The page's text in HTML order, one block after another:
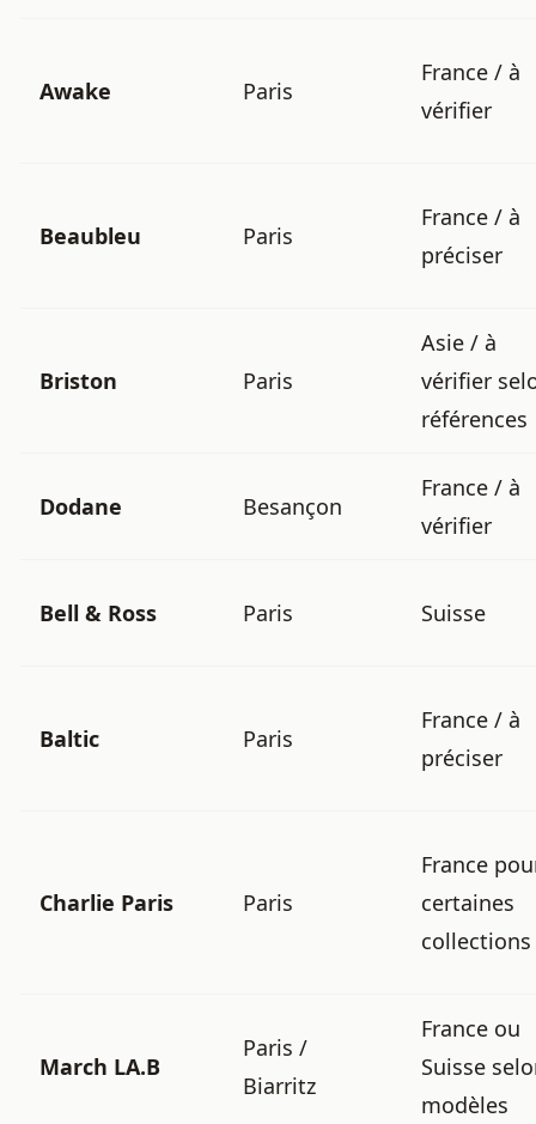
Awake Paris
France / à
vérifier
Beaubleu Paris
France / à
préciser
Briston Paris
Asie / à
vérifier
références
Dodane Besançon
France / à
vérifier
Bell & Ross Paris Suisse
Baltic Paris
France / à
préciser
Charlie Paris Paris
France
certaines
collections
March LA.B
Paris /
Biarritz
France ou
Suisse
modèles